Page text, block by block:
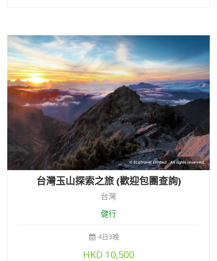
台灣玉山探索之旅 (歡迎包團查詢)
台灣
健行
4日3晚
HKD 10,500